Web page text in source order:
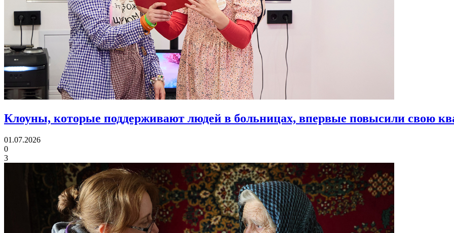
Клоуны, которые поддерживают людей в больницах, впервые повысили свою
01.07.2026
0
3